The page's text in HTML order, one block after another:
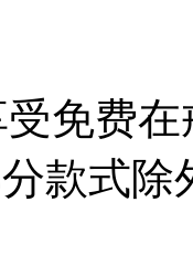
免费
款式